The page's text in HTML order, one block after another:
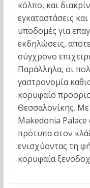
κόλπο, και
εγκαταστάσεις
υποδομές για
εκδηλώσεις,
σύγχρονο
Παράλληλα, οι
γαστρονομία
κορυφαίο
Θεσσαλονίκης. Με
Makedonia Palace
πρότυπα στον
ενισχύοντας τη
κορυφαία